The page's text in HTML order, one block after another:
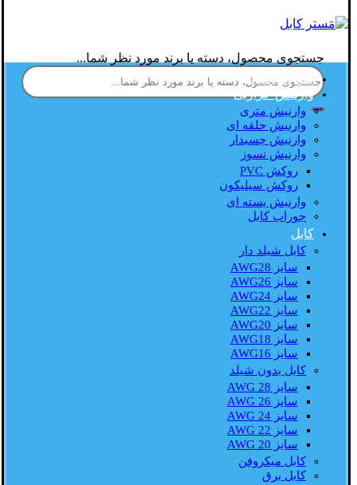
جستجوی محصول، دسته یا برند مورد نظر شما...
صفحه اصلی
وارنیش حرارتی
وارنیش متری
وارنیش حلقه ای
وارنیش چسبدار
وارنیش نسوز
روکش PVC
روکش سیلیکون
وارنیش بسته ای
جوراب کابل
کابل
کابل شیلد دار
سایز AWG28
سایز AWG26
سایز AWG24
سایز AWG22
سایز AWG20
سایز AWG18
سایز AWG16
کابل بدون شیلد
سایز AWG 28
سایز AWG 26
سایز AWG 24
سایز AWG 22
سایز AWG 20
کابل میکروفن
کابل برق